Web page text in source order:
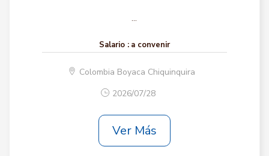
...
Salario : a convenir
Colombia Boyaca Chiquinquira
2026/07/28
Ver Más